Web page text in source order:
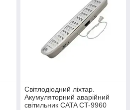
Світлодіодний ліхтар.
Акумуляторний аварійний
світильник CATA CT-9960